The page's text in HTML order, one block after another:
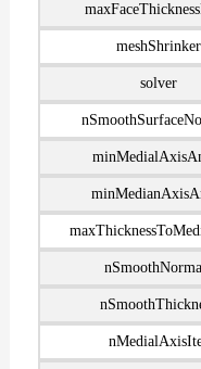
meshShrinker
solver